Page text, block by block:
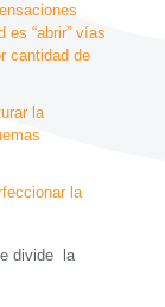
es “abrir” vías
cantidad de
la
la
divide la